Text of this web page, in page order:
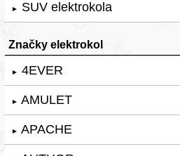
► SUV elektrokola
Značky elektrokol
► 4EVER
► AMULET
► APACHE